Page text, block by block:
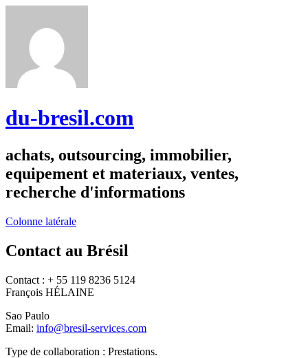
du-bresil.com
achats, outsourcing, immobilier,
equipement et materiaux, ventes,
recherche d'informations
Colonne latérale
Contact au Brésil
Contact : + 55 119 8236 5124
François HÉLAINE
Sao Paulo
Email: info@bresil-services.com
Type de collaboration : Prestations.